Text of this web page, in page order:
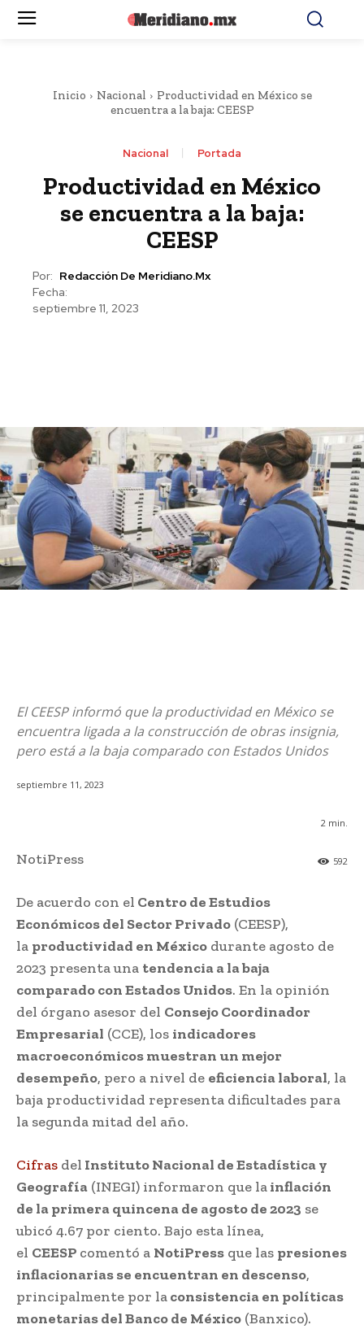
Inicio Nacional
Productividad en México se
encuentra a la baja: CEESP
Nacional Portada
Productividad en México
se encuentra a la baja:
CEESP
Por: Redacción De Meridiano.mx
Fecha:
septiembre 11, 2023
El CEESP informó que la productividad en México se
encuentra ligada a la construcción de obras insignia,
pero está a la baja comparado con Estados Unidos
septiembre 11, 2023
2 min.
592
NotiPress
De acuerdo con el Centro de Estudios
Económicos del Sector Privado (CEESP),
la productividad en México durante agosto de
2023 presenta una tendencia a la baja
comparado con Estados Unidos. En la opinión
del órgano asesor del Consejo Coordinador
Empresarial (CCE), los indicadores
macroeconómicos muestran un mejor
desempeño, pero a nivel de eficiencia laboral, la
baja productividad representa dificultades para
la segunda mitad del año.
Cifras del Instituto Nacional de Estadística y
Geografía (INEGI) informaron que lainflación
de la primera quincena de agosto de 2023 se
ubicó 4.67 por ciento. Bajo esta línea,
el CEESP comentó a NotiPress que las presiones
inflacionarias se encuentran en descenso,
principalmente por laconsistencia en políticas
monetarias del Banco de México (Banxico).